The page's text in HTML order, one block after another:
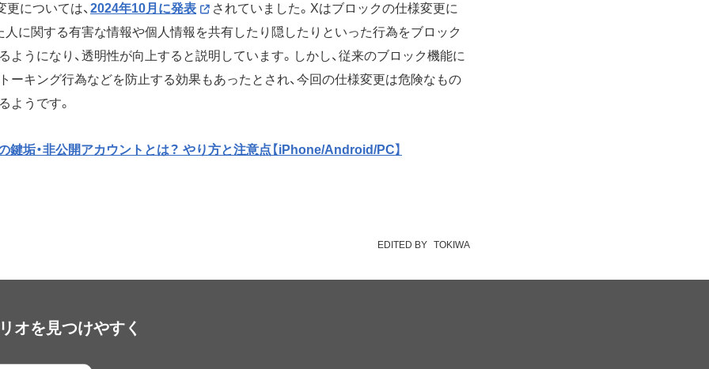
については、 2024年10月に発表
されていました。Xはブロックの仕様変更に
人に関する有害な情報や個人情報を共有したり隠したりといった行為をブロック
ようになり、透明性が向上すると説明しています。しかし、従来のブロック機能に
ーキング行為などを防止する効果もあったとされ、今回の仕様変更は危険なもの
ようです。
鍵垢・非公開アカウントとは？ やり方と注意点【iPhone/Android/PC】
EDITED BY TOKIWA
オを見つけやすく